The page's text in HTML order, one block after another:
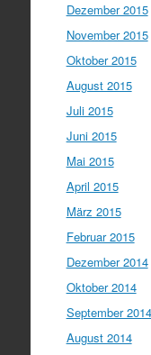
Dezember 2015
November 2015
Oktober 2015
August 2015
Juli 2015
Juni 2015
Mai 2015
April 2015
März 2015
Februar 2015
Dezember 2014
Oktober 2014
September 2014
August 2014